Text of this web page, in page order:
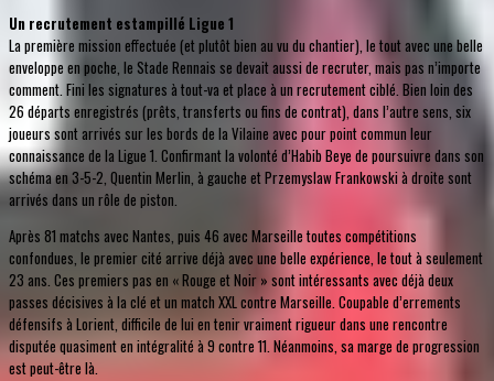
Un recrutement estampillé Ligue 1
La première mission effectuée (et plutôt bien au vu du chantier), le tout avec une belle
enveloppe en poche, le Stade Rennais se devait aussi de recruter, mais pas n’importe
comment. Fini les signatures à tout-va et place à un recrutement ciblé. Bien loin des
26 départs enregistrés (prêts, transferts ou fins de contrat), dans l’autre sens, six
joueurs sont arrivés sur les bords de la Vilaine avec pour point commun leur
connaissance de la Ligue 1. Confirmant la volonté d’Habib Beye de poursuivre dans son
schéma en 3-5-2, Quentin Merlin, à gauche et Przemyslaw Frankowski à droite sont
arrivés dans un rôle de piston.
Après 81 matchs avec Nantes, puis 46 avec Marseille toutes compétitions
confondues, le premier cité arrive déjà avec une belle expérience, le tout à seulement
23 ans. Ces premiers pas en « Rouge et Noir » sont intéressants avec déjà deux
passes décisives à la clé et un match XXL contre Marseille. Coupable d’errements
défensifs à Lorient, difficile de lui en tenir vraiment rigueur dans une rencontre
disputée quasiment en intégralité à 9 contre 11. Néanmoins, sa marge de progression
est peut-être là.